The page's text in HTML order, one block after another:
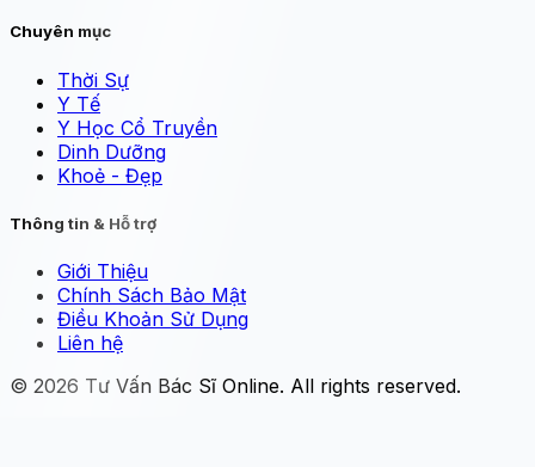
Chuyên mục
Thời Sự
Y Tế
Y Học Cổ Truyền
Dinh Dưỡng
Khoẻ - Đẹp
Thông tin & Hỗ trợ
Giới Thiệu
Chính Sách Bảo Mật
Điều Khoản Sử Dụng
Liên hệ
© 2026 Tư Vấn Bác Sĩ Online. All rights reserved.